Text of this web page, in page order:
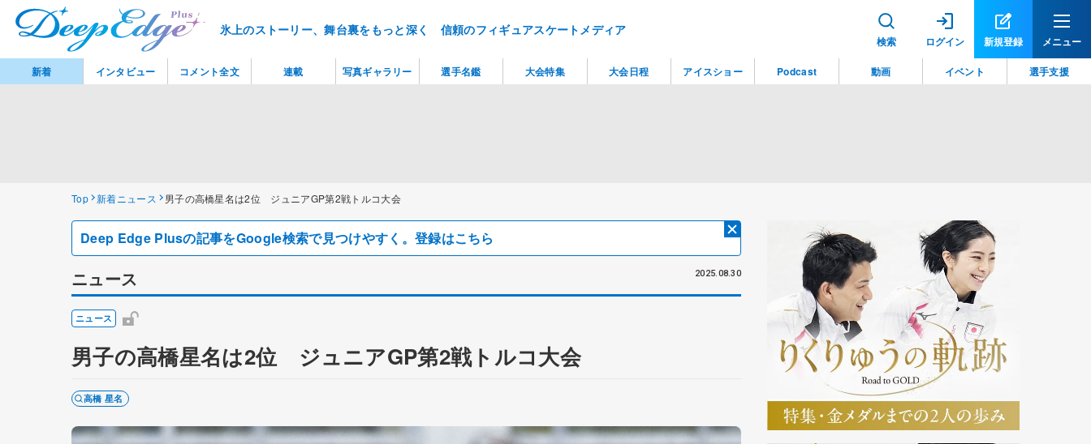
氷上のストーリー、舞台裏をもっと深く 信頼のフィギュアスケートメディア
検索 ログイン 新規登録 メニュー
Top 新着ニュース 男子の高橋星名は2位 ジュニアGP第2戦トルコ大会
Deep Edge Plusの記事をGoogle検索で見つけやすく。登録はこちら
ニュース 2025.08.30
ニュース
男子の高橋星名は2位 ジュニアGP第2戦トルコ大会
高橋 星名
新着 インタビュー コメント全文 連載 写真ギャラリー 選手名鑑 大会特集 大会日程 アイスショー Podcast 動画 イベント 選手支援